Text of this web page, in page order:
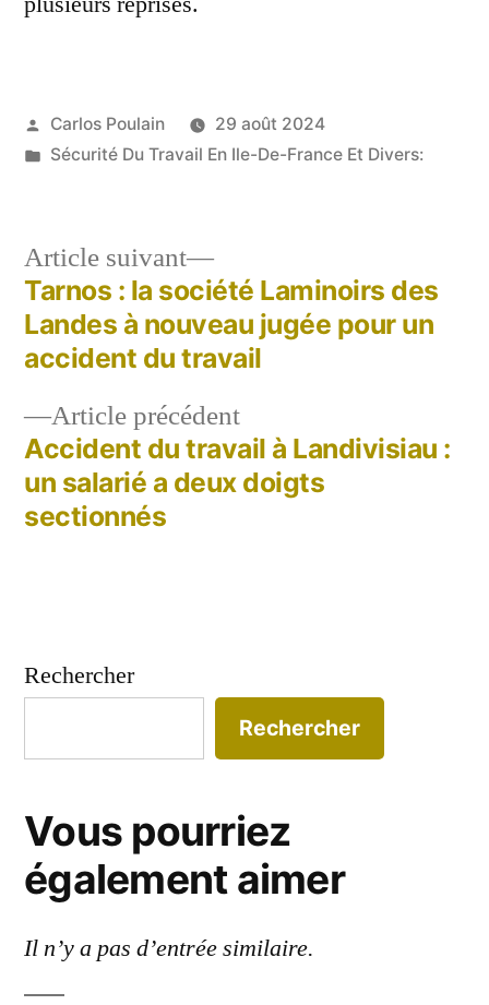
Publié
par
Carlos Poulain
29 août 2024
Publié
Sécurité Du Travail En Ile-De-France Et Divers:
Navigation
de
l’article
Article précédentArticle
précédent :
Accident du travail à Landivisiau :
un salarié a deux doigts
sectionnés
Article suivant
Article
suivant :
Tarnos : la société Laminoirs des
Landes à nouveau jugée pour un
accident du travail
Rechercher
Rechercher
Vous pourriez
également aimer
Il n’y a pas d’entrée similaire.